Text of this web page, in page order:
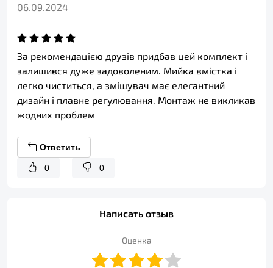
06.09.2024
За рекомендацією друзів придбав цей комплект і
залишився дуже задоволеним. Мийка вмістка і
легко чиститься, а змішувач має елегантний
дизайн і плавне регулювання. Монтаж не викликав
жодних проблем
Ответить
0 0
Написать отзыв
Оценка